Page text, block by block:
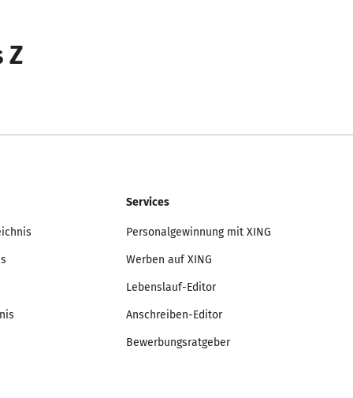
Z
Services
Personalgewinnung mit XING
Werben auf XING
Lebenslauf-Editor
Anschreiben-Editor
Bewerbungsratgeber